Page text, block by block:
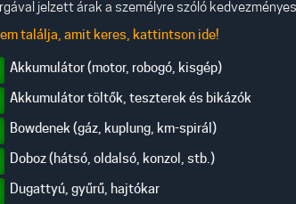
jelzett árak a személyre szóló
találja, amit keres, kattintson ide!
Akkumulátor (motor, robogó, kisgép)
Akkumulátor töltők, teszterek és bikázók
Bowdenek (gáz, kuplung, km-spirál)
Doboz (hátsó, oldalsó, konzol, stb.)
Dugattyú, gyűrű, hajtókar